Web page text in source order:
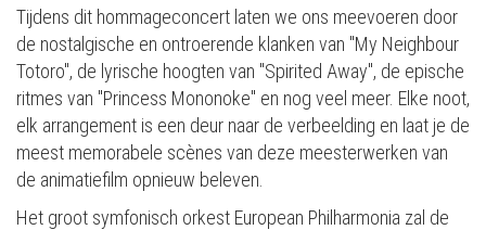
Tijdens dit hommageconcert laten we ons meevoeren door
de nostalgische en ontroerende klanken van "My Neighbour
Totoro", de lyrische hoogten van "Spirited Away", de epische
ritmes van "Princess Mononoke" en nog veel meer. Elke noot,
elk arrangement is een deur naar de verbeelding en laat je de
meest memorabele scènes van deze meesterwerken van
de animatiefilm opnieuw beleven.
Het groot symfonisch orkest European Philharmonia zal de